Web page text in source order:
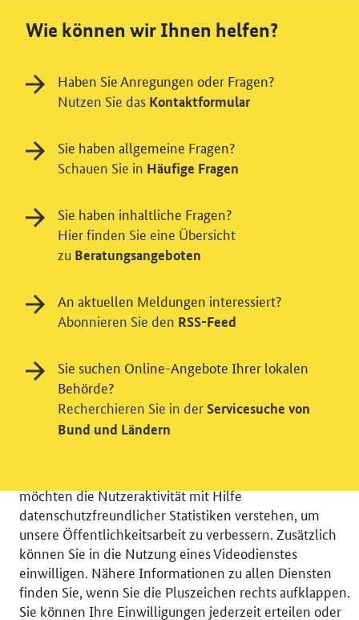
© 2026 Bundesministerium für Wirtschaft und Energie
RSS
Benutzerhinweise
Inhaltsverzeichnis
Impressum
Barrierefreiheit Datenschutz
Einwilligung in Tracking und / oder
Videodienst
möchten die Nutzeraktivität mit Hilfe
datenschutzfreundlicher Statistiken verstehen, um
unsere Öffentlichkeitsarbeit zu verbessern. Zusätzlich
können Sie in die Nutzung eines Videodienstes
einwilligen. Nähere Informationen zu allen Diensten
finden Sie, wenn Sie die Pluszeichen rechts aufklappen.
Sie können Ihre Einwilligungen jederzeit erteilen oder
Wie können wir Ihnen helfen?
Haben Sie Anregungen oder Fragen?
Nutzen Sie das Kontaktformular
Sie haben allgemeine Fragen?
Schauen Sie in Häufige Fragen
Sie haben inhaltliche Fragen?
Hier finden Sie eine Übersicht
zu Beratungsangeboten
An aktuellen Meldungen interessiert?
Abonnieren Sie den RSS-Feed
Sie suchen Online-Angebote Ihrer lokalen
Behörde?
Recherchieren Sie in der Servicesuche von
Bund und Ländern